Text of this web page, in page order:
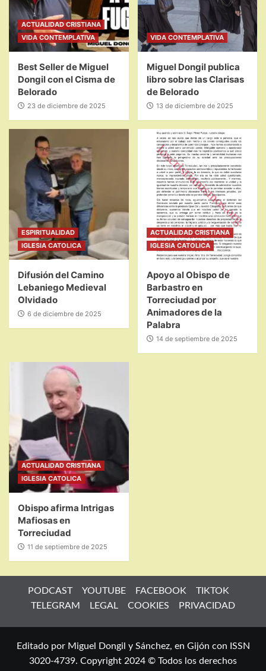
ACTUALIDAD CRISTIANA
VIDA CONTEMPLATIVA
Best Seller de Miguel
Dongil con el Cisma de
Belorado
23 de diciembre de 2025
VIDA CONTEMPLATIVA
Miguel Dongil publica
libro sobre las Clarisas
de Belorado
13 de diciembre de 2025
ESPIRITUALIDAD
IGLESIA CATOLICA
Difusión del Camino
Lebaniego Medieval
Olvidado
6 de diciembre de 2025
ACTUALIDAD CRISTIANA
IGLESIA CATOLICA
Apoyo al Obispo de
Barbastro en
Torreciudad por
Animadores de la
Palabra
14 de septiembre de 2025
ACTUALIDAD CRISTIANA
IGLESIA CATOLICA
Obispo afirma Intrigas
Mafiosas en
Torreciudad
11 de septiembre de 2025
PODCAST YOUTUBE FACEBOOK
TIKTOK
TELEGRAM
LEGAL COOKIES PRIVACIDAD
Editado por Miguel Dongil y Sánchez, en Gijón con ISSN
3020-4739. Copyright 2024 © Todos los derechos